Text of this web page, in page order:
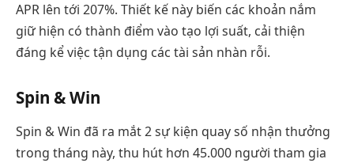
APR lên tới 207%. Thiết kế này biến các khoản nắm
giữ hiện có thành điểm vào tạo lợi suất, cải thiện
đáng kể việc tận dụng các tài sản nhàn rỗi.
Spin & Win
Spin & Win đã ra mắt 2 sự kiện quay số nhận thưởng
trong tháng này, thu hút hơn 45.000 người tham gia